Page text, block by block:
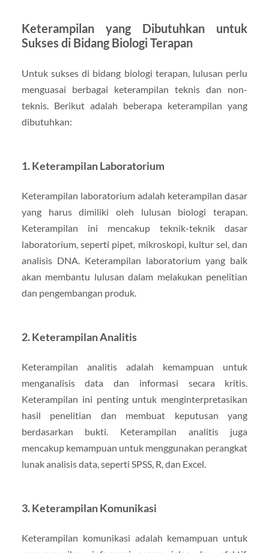
Keterampilan yang Dibutuhkan untuk
Sukses di Bidang Biologi Terapan
Untuk sukses di bidang biologi terapan, lulusan perlu
menguasai berbagai keterampilan teknis dan non-
teknis. Berikut adalah beberapa keterampilan yang
dibutuhkan:
1. Keterampilan Laboratorium
Keterampilan laboratorium adalah keterampilan dasar
yang harus dimiliki oleh lulusan biologi terapan.
Keterampilan ini mencakup teknik-teknik dasar
laboratorium, seperti pipet, mikroskopi, kultur sel, dan
analisis DNA. Keterampilan laboratorium yang baik
akan membantu lulusan dalam melakukan penelitian
dan pengembangan produk.
2. Keterampilan Analitis
Keterampilan analitis adalah kemampuan untuk
menganalisis data dan informasi secara kritis.
Keterampilan ini penting untuk menginterpretasikan
hasil penelitian dan membuat keputusan yang
berdasarkan bukti. Keterampilan analitis juga
mencakup kemampuan untuk menggunakan perangkat
lunak analisis data, seperti SPSS, R, dan Excel.
3. Keterampilan Komunikasi
Keterampilan komunikasi adalah kemampuan untuk